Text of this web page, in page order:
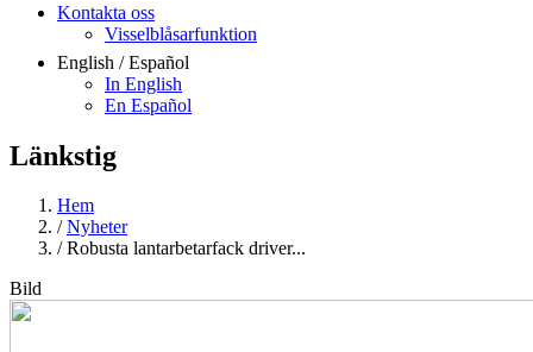
Kontakta oss
Visselblåsarfunktion
English / Español
In English
En Español
Länkstig
Hem
/ Nyheter
/ Robusta lantarbetarfack driver...
Bild